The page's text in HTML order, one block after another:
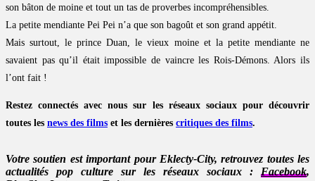
son bâton de moine et tout un tas de proverbes incompréhensibles.
La petite mendiante Pei Pei n’a que son bagoût et son grand appétit.
Mais surtout, le prince Duan, le vieux moine et la petite mendiante ne
savaient pas qu’il était impossible de vaincre les Rois-Démons. Alors ils
l’ont fait !
Restez connectés avec nous sur les réseaux sociaux pour découvrir
toutes les news des films et les dernières critiques des films.
Votre soutien est important pour Eklecty-City, retrouvez toutes les
actualités pop culture sur les réseaux sociaux : Facebook,